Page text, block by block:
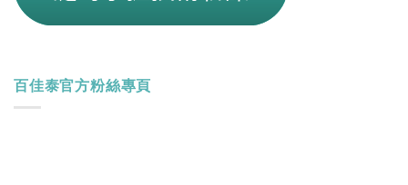
百佳泰官方粉絲專頁